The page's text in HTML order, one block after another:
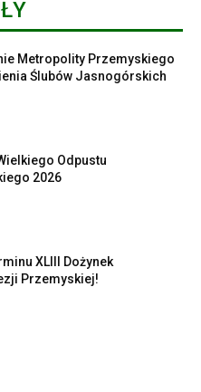
Metropolity Przemyskiego
Ślubów Jasnogórskich
Odpustu
2026
XLIII Dożynek
Przemyskiej!